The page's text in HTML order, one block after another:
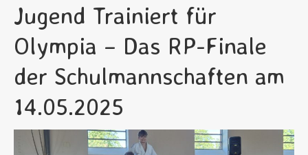
Jugend Trainiert für
Olympia – Das RP-Finale
der Schulmannschaften am
14.05.2025